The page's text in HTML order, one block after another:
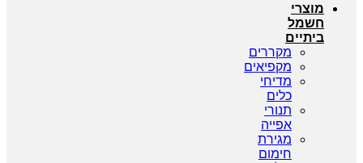
מוצרי
חשמל
ביתיים
מקררים
מקפיאים
מדיחי
כלים
תנורי
אפייה
מגירת
חימום